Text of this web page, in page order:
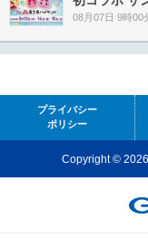
08月07日 9時00
プライバシー
ポリシー
Copyright © 2026